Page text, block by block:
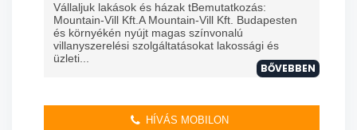
Vállaljuk lakások és házak tBemutatkozás:
Mountain-Vill Kft.A Mountain-Vill Kft. Budapesten
és környékén nyújt magas színvonalú
villanyszerelési szolgáltatásokat lakossági és
üzleti...
BŐVEBBEN
HÍVÁS MOBILON